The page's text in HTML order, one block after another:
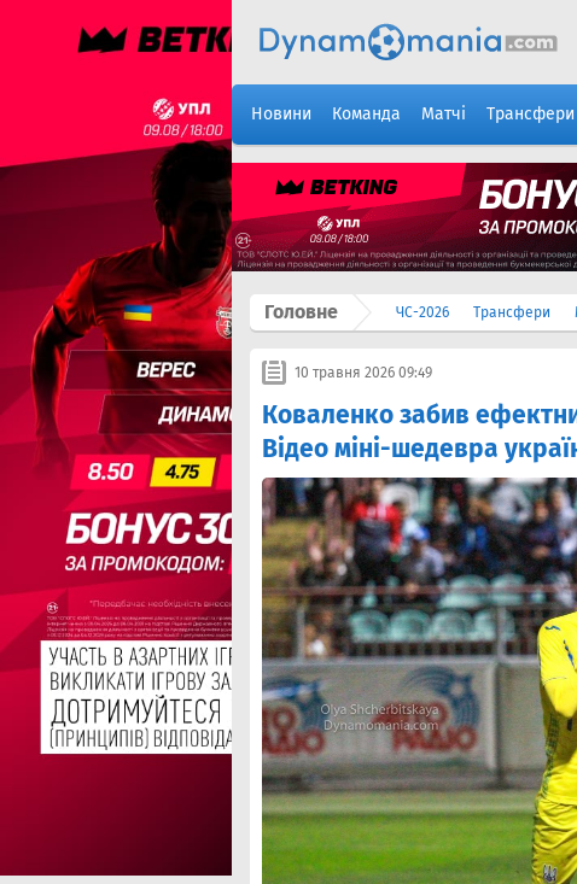
Новини Команда Матчі Трансфери
Головне ЧС-2026 Трансфери
10 травня 2026 09:49
Коваленко забив
Відео міні-шедевра